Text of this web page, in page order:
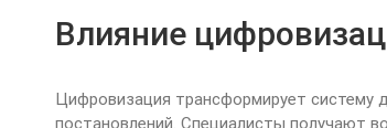
Влияние
Цифровизация трансформирует систему
постановлений. Специалисты получают